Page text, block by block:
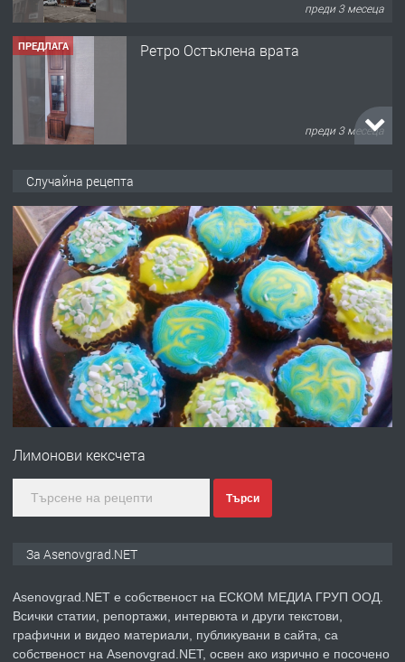
преди 3 месеца
ПРЕДЛАГА Ретро Остъклена врата
преди 3 месеца
преди 10 месеца
ПРЕДЛАГА
Професионална броячна машина -
със сертификат от ЕЦБ
преди 1 година
ПРЕДЛАГА
Професионална зеленчукорезачка
преди 2 години
ПРЕДЛАГА
Случайна рецепта
Лимонови кексчета
Търси
За Asenovgrad.NET
Asenovgrad.NET е собственост на ЕСКОМ МЕДИА ГРУП ООД.
Всички статии, репортажи, интервюта и други текстови,
графични и видео материали, публикувани в сайта, са
собственост на Asenovgrad.NET, освен ако изрично е посочено